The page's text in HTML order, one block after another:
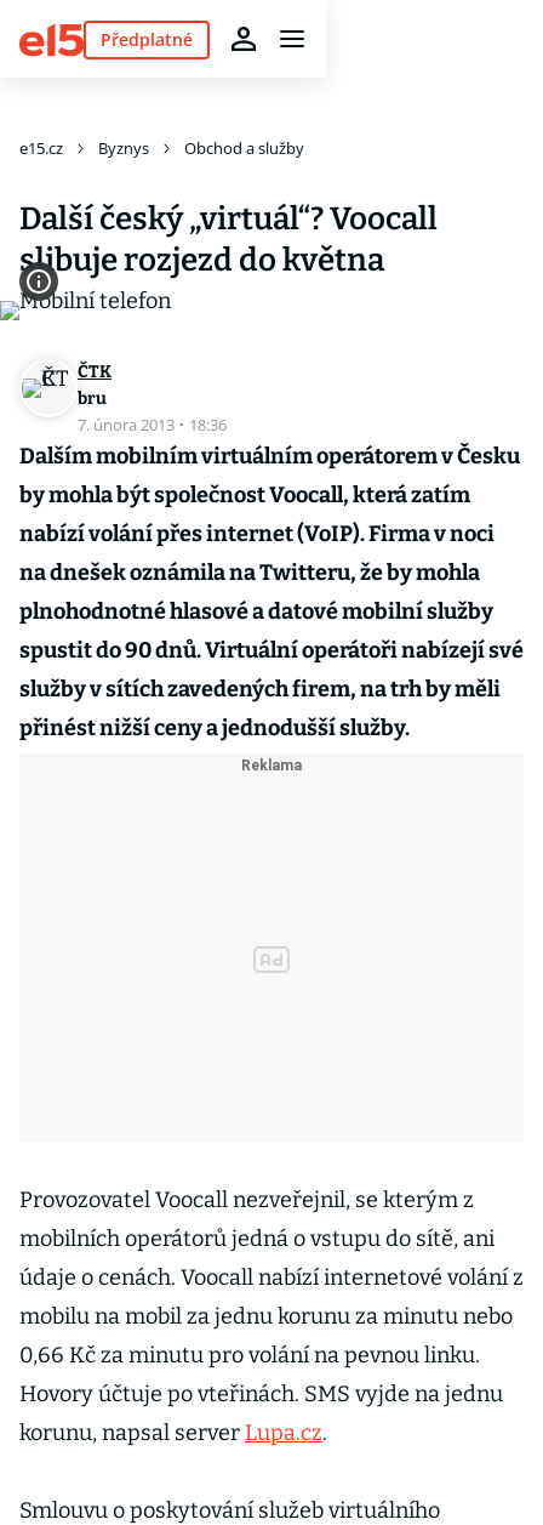
Předplatné
e15.cz Byznys Obchod a služby
Další český „virtuál“? Voocall
slibuje rozjezd do května
ČTK
bru
7. února 2013 · 18:36
Dalším mobilním virtuálním operátorem v Česku
by mohla být společnost Voocall, která zatím
nabízí volání přes internet (VoIP). Firma v noci
na dnešek oznámila na Twitteru, že by mohla
plnohodnotné hlasové a datové mobilní služby
spustit do 90 dnů. Virtuální operátoři nabízejí své
služby v sítích zavedených firem, na trh by měli
přinést nižší ceny a jednodušší služby.
Provozovatel Voocall nezveřejnil, se kterým z
mobilních operátorů jedná o vstupu do sítě, ani
údaje o cenách. Voocall nabízí internetové volání z
mobilu na mobil za jednu korunu za minutu nebo
0,66 Kč za minutu pro volání na pevnou linku.
Hovory účtuje po vteřinách. SMS vyjde na jednu
korunu, napsal server Lupa.cz.
Smlouvu o poskytování služeb virtuálního